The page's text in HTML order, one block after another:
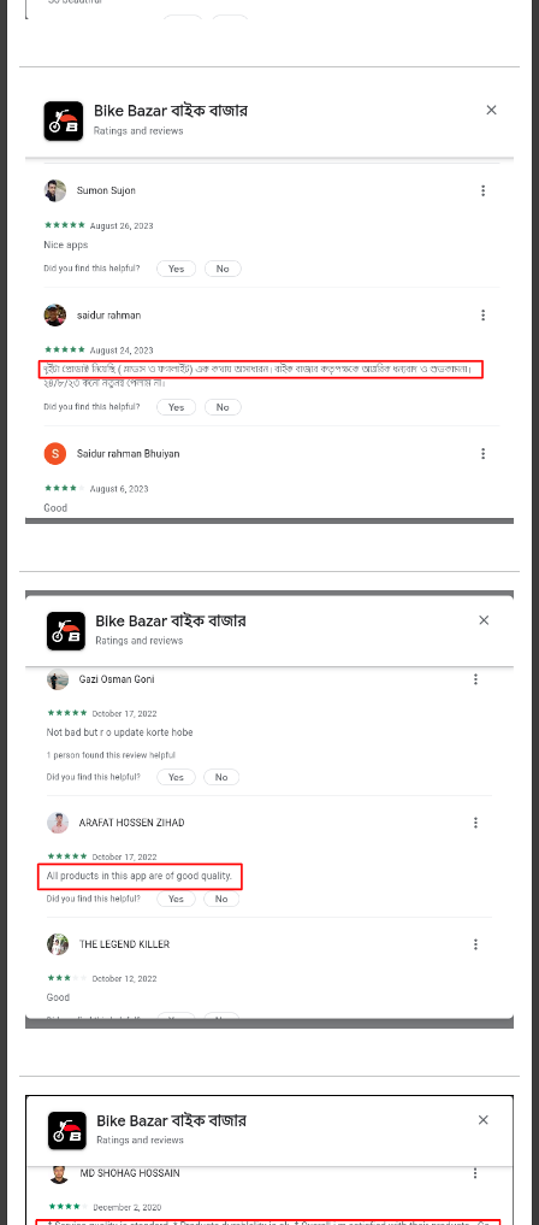
এক্সর স্ট্রীট বুবী ফুল ফেইস হেলমেট
5999 টাকা
এক্সর স্ট্রীট বুবী ফুল ফেইস হেলমেট
ডট সার্টিফায়েড ও ইসিই সার্টিফায়েড
ডাবল ভাইজর, ফগ ভাইজর
এন্টি স্ক্যাচ ভাইজর
ওয়াশেবল প্যাডিং
ওয়েট - 1600 গ্রাম
অসাধারণ প্যাডিং এর হেলমেট টি এখনি অর্ডার
করুন!
ইজি ও ফ্রী রিটার্ন
- +
অর্ডার
প্রডাক্ট
শেয়ার করুন:
বিবরণ Description
এক্সর স্ট্রীট বুবী ফুল ফেইস হেলমেট
ডট সার্টিফায়েড ও ইসিই সার্টিফায়েড
ডাবল ভাইজর, ফগ ভাইজর
এন্টি স্ক্যাচ ভাইজর
ওয়াশেবল প্যাডিং
ওয়েট - 1600 গ্রাম